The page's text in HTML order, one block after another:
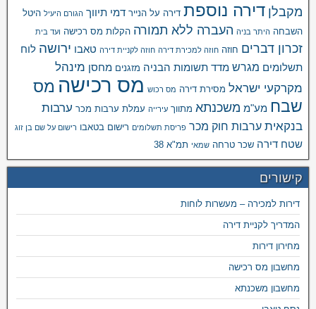
מקבלן דירה נוספת דירה על הנייר דמי תיווך הגורם היעיל היטל
השבחה היתר בניה העברה ללא תמורה הקלות מס רכישה ועד בית
זכרון דברים חוזה חוזה למכירת דירה חוזה לקניית דירה טאבו ירושה לוח
תשלומים מגרש מדד תשומות הבניה מזגנים מחסן מינהל
מקרקעי ישראל מסירת דירה מס רכוש מס רכישה מס
שבח מע"מ משכנתא מתווך עירייה עמלת ערבות מכר ערבות
בנקאית ערבות חוק מכר פריסת תשלומים רישום בטאבו רישום על שם בן זוג
שטח דירה שכר טרחה שמאי תמ"א 38
קישורים
דירות למכירה – מעשרות לוחות
המדריך לקניית דירה
מחירון דירות
מחשבון מס רכישה
מחשבון משכנתא